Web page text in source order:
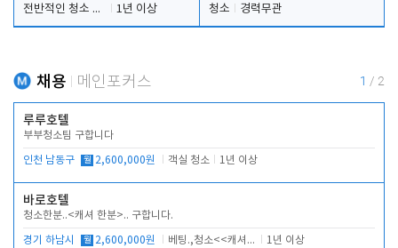
전반적인 청소 업무(객실청소.객실정리)
1년 이상
청소
경력무관
채용 메인포커스 1 / 2
루루호텔
부부청소팀 구합니다
인천 남동구 월 2,600,000원 객실 청소 1년 이상
바로호텔
청소한분..<캐셔 한분>.. 구합니다.
경기 하남시 월 2,600,000원 베팅.,청소<<캐셔 모셔봅니다. 1년 이상